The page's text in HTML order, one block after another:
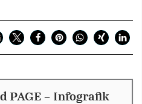
PAGE - Infografik